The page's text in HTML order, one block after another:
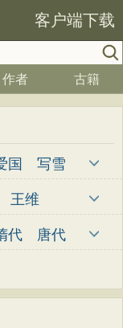
客户端下载
作者 古籍
国
写雪
亮
梅花
王维
愈
岑参
隐
贯休
代
唐代